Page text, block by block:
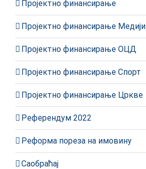
Пројектно финансирање
Пројектно финансирање Медији
Пројектно финансирање ОЦД
Пројектно финансирање Спорт
Пројектно финансирање Цркве
Референдум 2022
Реформа пореза на имовину
Саобраћај